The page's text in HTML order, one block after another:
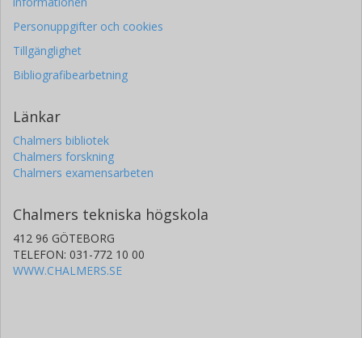
Personuppgifter och cookies
Tillgänglighet
Bibliografibearbetning
Länkar
Chalmers bibliotek
Chalmers forskning
Chalmers examensarbeten
Chalmers tekniska högskola
412 96 GÖTEBORG
TELEFON: 031-772 10 00
WWW.CHALMERS.SE